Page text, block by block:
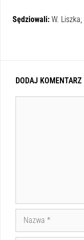
Sędziowali: W. Liszka,
DODAJ KOMENTARZ